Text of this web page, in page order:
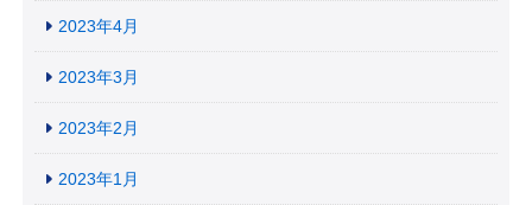
2023年4月
2023年3月
2023年2月
2023年1月